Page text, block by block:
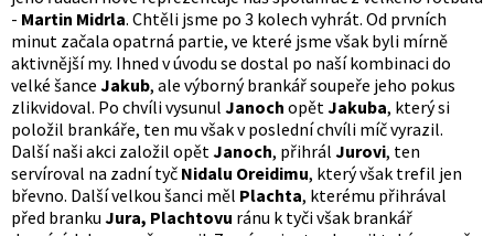
- Martin Midrla. Chtěli jsme po 3 kolech vyhrát. Od prvních
minut začala opatrná partie, ve které jsme však byli mírně
aktivnější my. Ihned v úvodu se dostal po naší kombinaci do
velké šance Jakub, ale výborný brankář soupeře jeho pokus
zlikvidoval. Po chvíli vysunul Janoch opět Jakuba, který si
položil brankáře, ten mu však v poslední chvíli míč vyrazil.
Další naši akci založil opět Janoch, přihrál Jurovi, ten
servíroval na zadní tyč Nidalu Oreidimu, který však trefil jen
břevno. Další velkou šanci měl Plachta, kterému přihrával
před branku Jura, Plachtovu ránu k tyči však brankář